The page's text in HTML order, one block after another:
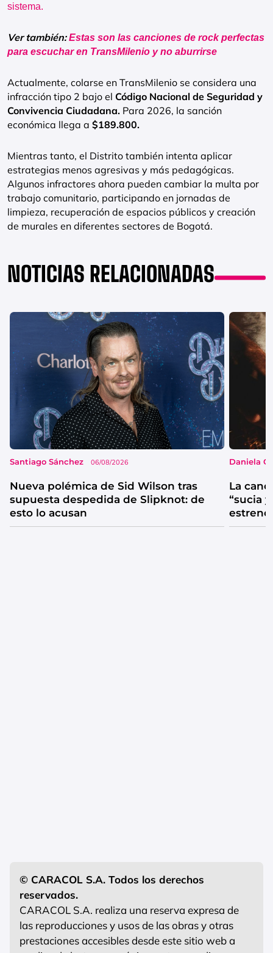
sistema.
Ver también:Estas son las canciones de rock perfectas
para escuchar en TransMilenio y no aburrirse
Actualmente, colarse en TransMilenio se considera una
infracción tipo 2 bajo el Código Nacional de Seguridad y
Convivencia Ciudadana. Para 2026, la sanción
económica llega a $189.800.
Mientras tanto, el Distrito también intenta aplicar
estrategias menos agresivas y más pedagógicas.
Algunos infractores ahora pueden cambiar la multa por
trabajo comunitario, participando en jornadas de
limpieza, recuperación de espacios públicos y creación
de murales en diferentes sectores de Bogotá.
NOTICIAS RELACIONADAS
Santiago Sánchez 06/08/2026
Nueva polémica de Sid Wilson tras
supuesta despedida de Slipknot: de
esto lo acusan
Daniela
La
“sucia
estrenó
© CARACOL S.A. Todos los derechos
reservados.
CARACOL S.A. realiza una reserva expresa de
las reproducciones y usos de las obras y otras
prestaciones accesibles desde este sitio web a